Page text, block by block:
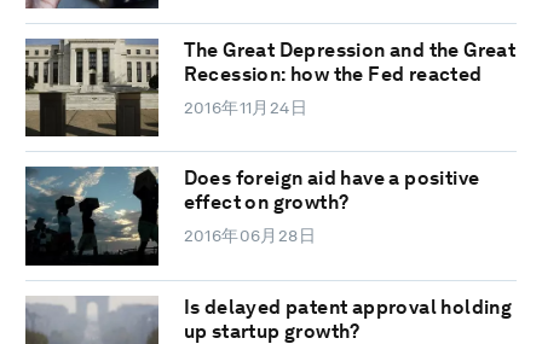
The Great Depression and the Great
Recession: how the Fed reacted
2016年11月24日
Does foreign aid have a positive
effect on growth?
2016年06月28日
Is delayed patent approval holding
up startup growth?